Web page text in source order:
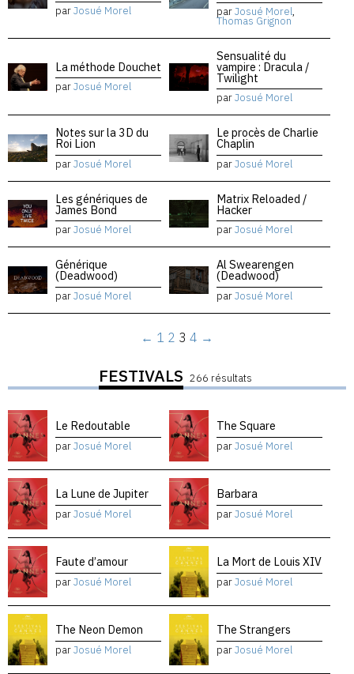
parJosué Morel parJosué Morel,
Thomas Grignon
La méthode Douchet
parJosué Morel
Sensualité du
vampire : Dracula /
Twilight
parJosué Morel
Notes sur la 3D du
Roi Lion
parJosué Morel
Le procès de Charlie
Chaplin
parJosué Morel
Les génériques de
James Bond
parJosué Morel
Matrix Reloaded /
Hacker
parJosué Morel
Générique
(Deadwood)
parJosué Morel
Al Swearengen
(Deadwood)
parJosué Morel
← 1 2 3 4 →
FESTIVALS 266 résultats
Le Redoutable
parJosué Morel
The Square
parJosué Morel
La Lune de Jupiter
parJosué Morel
Barbara
parJosué Morel
Faute d’amour
parJosué Morel
La Mort de Louis XIV
parJosué Morel
The Neon Demon
parJosué Morel
The Strangers
parJosué Morel